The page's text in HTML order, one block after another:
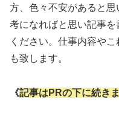
方、色々不安があると
考になればと思い記事
ください。仕事内容や
も致します。
《記事はPRの下に続き